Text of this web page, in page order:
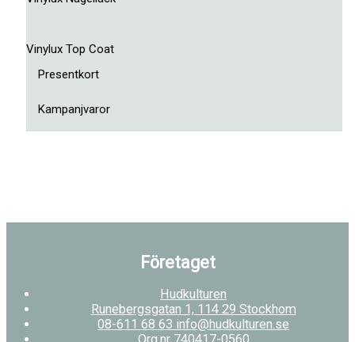
Vinylux Top Coat
Presentkort
Kampanjvaror
Företaget
Hudkulturen
Runebergsgatan 1, 114 29 Stockhom
08-611 68 63 info@hudkulturen.se
Org.nr 740417-0560